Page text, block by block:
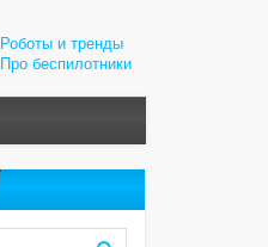
Роботы и тренды
Про беспилотники